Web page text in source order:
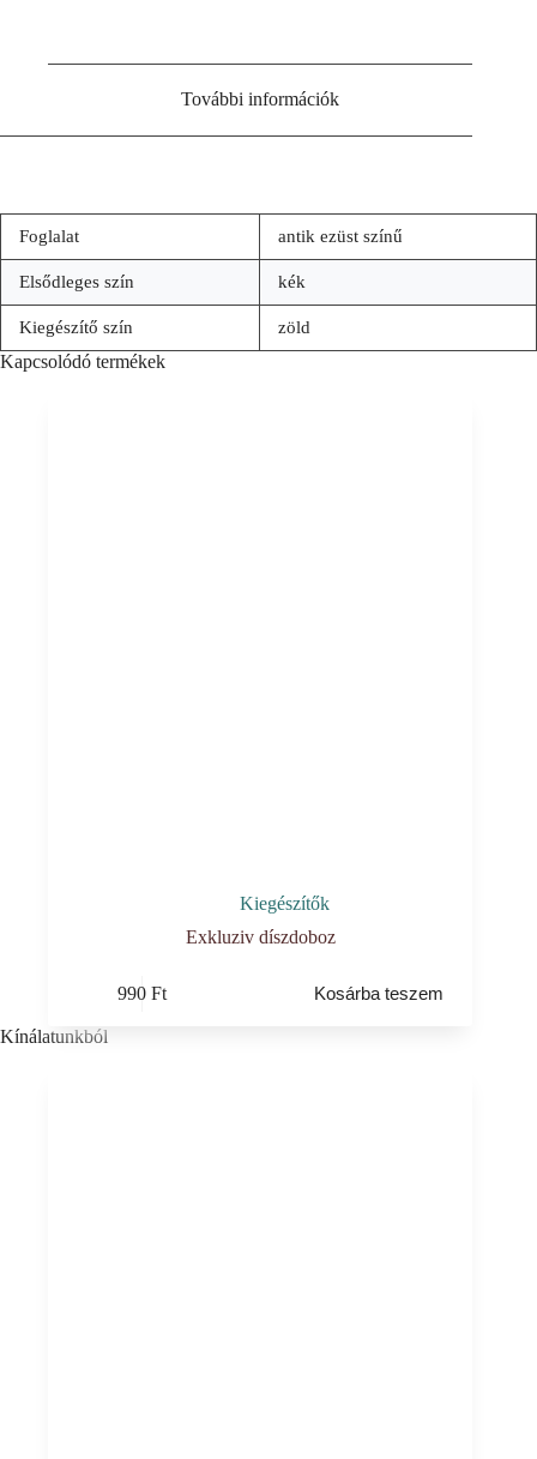
További információk
Foglalat antik ezüst színű
Elsődleges szín kék
Kiegészítő szín zöld
Kapcsolódó termékek
Kiegészítők
Exkluziv díszdoboz
990Ft Kosárba teszem
Kínálatunkból